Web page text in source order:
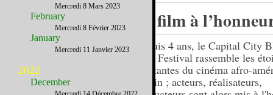
Le film à
Depuis 4 ans, le Capital City
Film Festival rassemble les
montantes du cinéma afro-
Austin ; acteurs, réalisateurs,
Mercredi 8 Mars 2023
February
Mercredi 8 Février 2023
January
Mercredi 11 Janvier 2023
2022
December